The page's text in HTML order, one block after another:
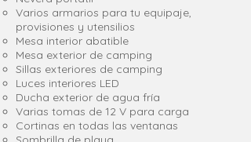
Varios armarios para tu equipaje,
provisiones y utensilios
Mesa interior abatible
Mesa exterior de camping
Sillas exteriores de camping
Luces interiores LED
Ducha exterior de agua fría
Varias tomas de 12 V para carga
Cortinas en todas las ventanas